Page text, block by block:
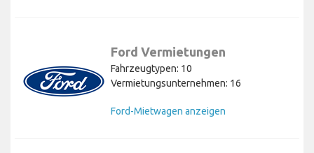
Ford Vermietungen
Fahrzeugtypen: 10
Vermietungsunternehmen: 16
Ford-Mietwagen anzeigen